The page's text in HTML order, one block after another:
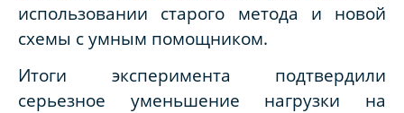
использовании старого метода и новой
схемы с умным помощником.
Итоги эксперимента подтвердили
серьезное уменьшение нагрузки на